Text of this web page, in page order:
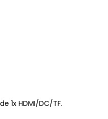
1x HDMI/DC/TF.